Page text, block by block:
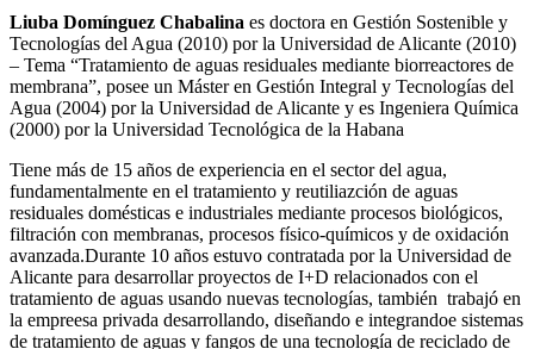
Liuba Domínguez Chabalina es doctora en Gestión Sostenible y
Tecnologías del Agua (2010) por la Universidad de Alicante (2010)
– Tema “Tratamiento de aguas residuales mediante biorreactores de
membrana”, posee un Máster en Gestión Integral y Tecnologías del
Agua (2004) por la Universidad de Alicante y es Ingeniera Química
(2000) por la Universidad Tecnológica de la Habana
Tiene más de 15 años de experiencia en el sector del agua,
fundamentalmente en el tratamiento y reutiliazción de aguas
residuales domésticas e industriales mediante procesos biológicos,
filtración con membranas, procesos físico-químicos y de oxidación
avanzada.Durante 10 años estuvo contratada por la Universidad de
Alicante para desarrollar proyectos de I+D relacionados con el
tratamiento de aguas usando nuevas tecnologías, también trabajó en
la empreesa privada desarrollando, diseñando e integrandoe sistemas
de tratamiento de aguas y fangos de una tecnología de reciclado de